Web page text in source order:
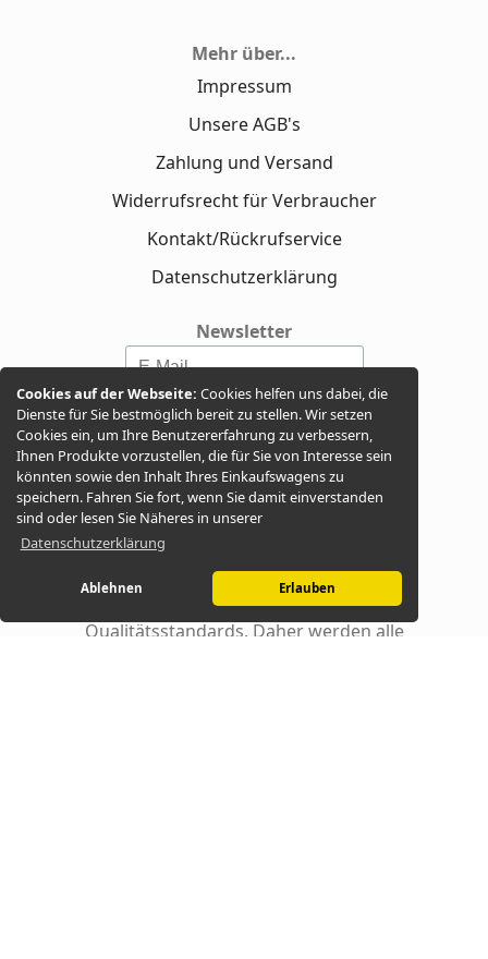
Cookies auf der Webseite:Cookies helfen uns dabei, die
Dienste für Sie bestmöglich bereit zu stellen. Wir setzen
Cookies ein, um Ihre Benutzererfahrung zu verbessern,
Ihnen Produkte vorzustellen, die für Sie von Interesse sein
könnten sowie den Inhalt Ihres Einkaufswagens zu
speichern. Fahren Sie fort, wenn Sie damit einverstanden
sind oder lesen Sie Näheres in unserer
Datenschutzerklärung
Ablehnen Erlauben
Mehr über...
Impressum
Unsere AGB's
Zahlung und Versand
Widerrufsrecht für Verbraucher
Kontakt/Rückrufservice
Datenschutzerklärung
Newsletter
Wir setzen auf höchste
Qualitätsstandards. Daher werden alle